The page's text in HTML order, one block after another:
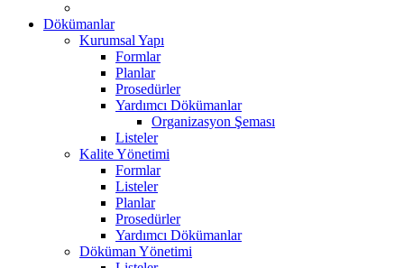
Dökümanlar
Kurumsal Yapı
Formlar
Planlar
Prosedürler
Yardımcı Dökümanlar
Organizasyon Şeması
Listeler
Kalite Yönetimi
Formlar
Listeler
Planlar
Prosedürler
Yardımcı Dökümanlar
Döküman Yönetimi